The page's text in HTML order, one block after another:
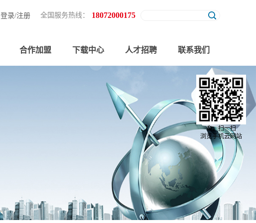
全国服务热线： 18072000175
登录/注册
合作加盟 下载中心 人才招聘 联系我们
亲，扫一扫
浏览手机云网站